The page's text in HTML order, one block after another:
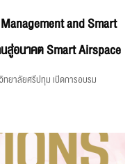
and Smart
สู่อนาคต Smart Airspace
ทยาลัยศรีปทุม เปิดการอบรม